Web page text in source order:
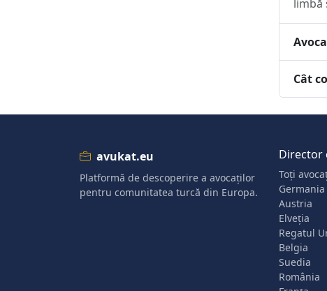
limbă
Cât
avukat.eu
Platformă de descoperire a avocaților
pentru comunitatea turcă din Europa.
Director
Toți
Germania
Austria
Elveția
Regatul
Belgia
Suedia
România